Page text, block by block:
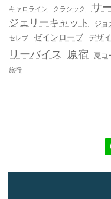
キャロライン クラシック サ
ジェリーキャット
ジョ
セレブ ゼインローブ デザ
リーバイス 原宿 夏コ
旅行